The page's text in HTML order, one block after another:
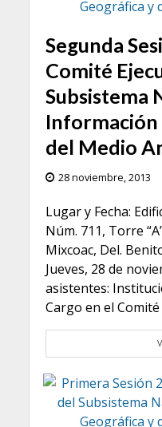
Segunda
Comité
Subsistema
Información
del Medio
28 noviembre, 2013
Lugar y Fecha:
Núm. 711, Torre
Mixcoac, Del.
Jueves, 28 de
asistentes:
Cargo en el